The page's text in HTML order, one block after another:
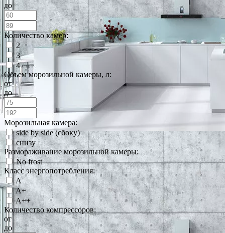
до
Количество камер:
2
3
4
Объем морозильной камеры, л:
от
до
Морозильная камера:
side by side (сбоку)
снизу
Размораживание морозильной камеры:
No frost
Класс энергопотребления:
A
A+
A++
Количество компрессоров:
от
до